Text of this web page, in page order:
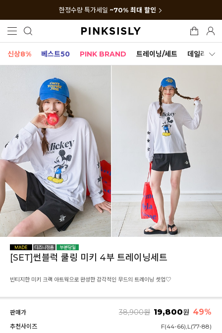
한정수량 특가세일 ~70% 최대 할인
신상8% 베스트50 PINK BRAND 트레이닝/세트 데일리세트
[SET]썬블럭 쿨링 미키 4부 트레이닝세트
빈티지한 미키 크랙 아트웍으로 완성한 감각적인 무드의 트레이닝 셋업♡
판매가 38,900원 19,800원 49%
추천사이즈 F(44-66),L(77-88)